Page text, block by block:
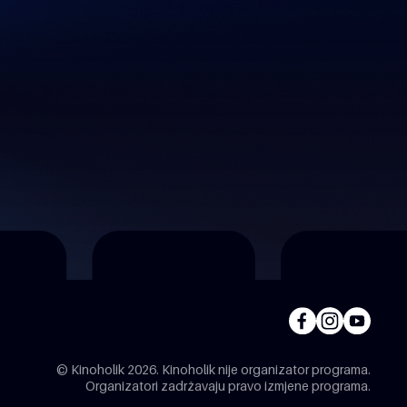
© Kinoholik 2026. Kinoholik nije organizator programa.
Organizatori zadržavaju pravo izmjene programa.